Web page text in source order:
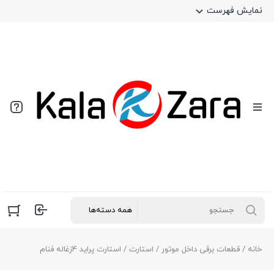
نمایش فهرست
خانه / قطعات برقی داخل موتور / استارت / استارت پراید 4زغاله فنام